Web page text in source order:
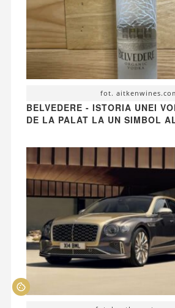
fot.
BELVEDERE - ISTORIA UNEI
DE LA PALAT LA UN SIMBOL